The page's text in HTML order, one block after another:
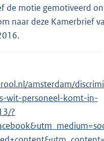
de motie gemotiveerd
naar deze Kamerbrief
amsterdam/
wit-personeel-komt-in-
?